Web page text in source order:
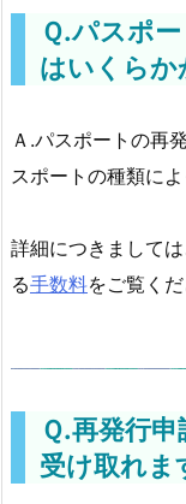
Ｑ.パスポ
はいくらか
Ａ.パスポートの再
スポートの種類によ
詳細につきまして
る手数料をご覧くだ
Ｑ.再発行
受け取れま